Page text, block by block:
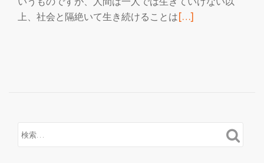
上、社会と隔絶いて生き続けることは続
の
[…]